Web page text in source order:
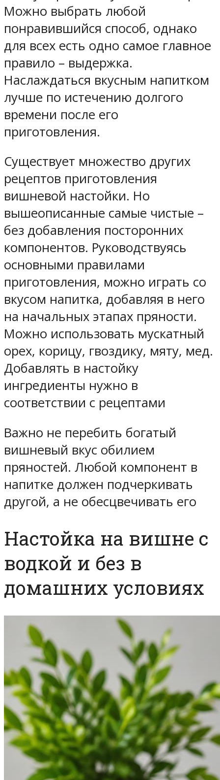
Можно выбрать любой
понравившийся способ, однако
для всех есть одно самое главное
правило – выдержка.
Наслаждаться вкусным напитком
лучше по истечению долгого
времени после его
приготовления.
Существует множество других
рецептов приготовления
вишневой настойки. Но
вышеописанные самые чистые –
без добавления посторонних
компонентов. Руководствуясь
основными правилами
приготовления, можно играть со
вкусом напитка, добавляя в него
на начальных этапах пряности.
Можно использовать мускатный
орех, корицу, гвоздику, мяту, мед.
Добавлять в настойку
ингредиенты нужно в
соответствии с рецептами
Важно не перебить богатый
вишневый вкус обилием
пряностей. Любой компонент в
напитке должен подчеркивать
другой, а не обесцвечивать его
Настойка на вишне с
водкой и без в
домашних условиях